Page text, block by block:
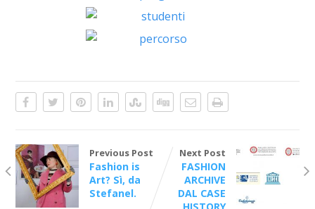
Previous Post
Fashion is
Art? Sì, da
Stefanel.
Next Post
FASHION
ARCHIVE
DAL CASE